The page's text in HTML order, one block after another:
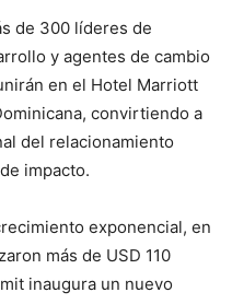
de 300 líderes de
y agentes de cambio
en el Hotel Marriott
convirtiendo a
del relacionamiento
impacto.
exponencial, en
más de USD 110
inaugura un nuevo